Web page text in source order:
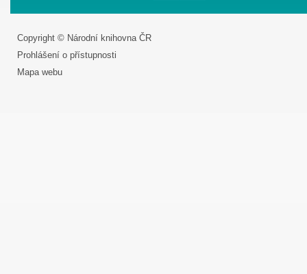
Copyright © Národní knihovna ČR
Prohlášení o přístupnosti
Mapa webu